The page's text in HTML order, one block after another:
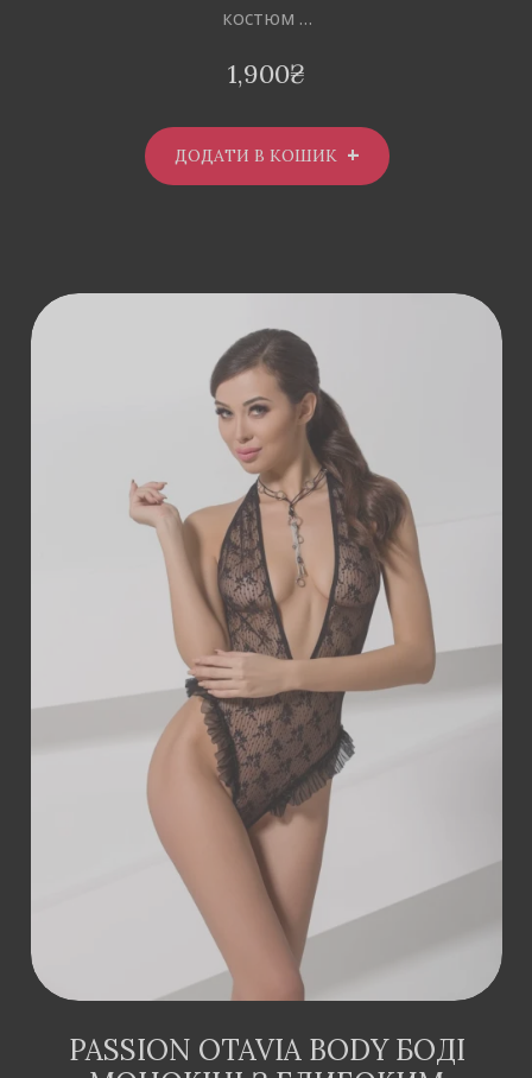
костюм …
1,900₴
ДОДАТИ В КОШИК
ДОДАТИ В
КОШИК
PASSION OTAVIA BODY БОДІ